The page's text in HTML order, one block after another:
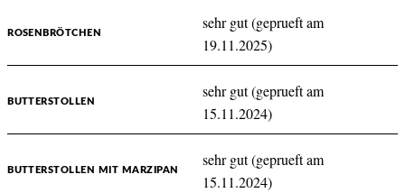
ROSENBRÖTCHEN
sehr gut (geprueft am
19.11.2025)
BUTTERSTOLLEN
sehr gut (geprueft am
15.11.2024)
BUTTERSTOLLEN MIT MARZIPAN
sehr gut (geprueft am
15.11.2024)